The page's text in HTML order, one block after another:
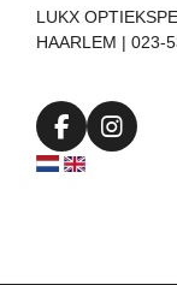
LUKX
HAARLEM | 023-
F
a
I